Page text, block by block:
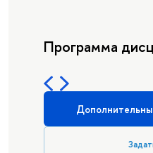
Программа